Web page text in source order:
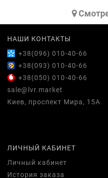
НАШИ КОНТАКТЫ
+38(096) 010-40-66
+38(093) 010-40-66
+38(050) 010-40-66
sale@lvr.market
Киев, проспект Мира, 15А
ЛИЧНЫЙ КАБИНЕТ
Личный кабинет
История заказа